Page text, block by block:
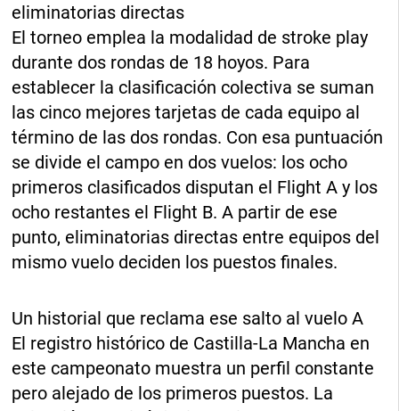
eliminatorias directas
El torneo emplea la modalidad de stroke play
durante dos rondas de 18 hoyos. Para
establecer la clasificación colectiva se suman
las cinco mejores tarjetas de cada equipo al
término de las dos rondas. Con esa puntuación
se divide el campo en dos vuelos: los ocho
primeros clasificados disputan el Flight A y los
ocho restantes el Flight B. A partir de ese
punto, eliminatorias directas entre equipos del
mismo vuelo deciden los puestos finales.
Un historial que reclama ese salto al vuelo A
El registro histórico de Castilla-La Mancha en
este campeonato muestra un perfil constante
pero alejado de los primeros puestos. La